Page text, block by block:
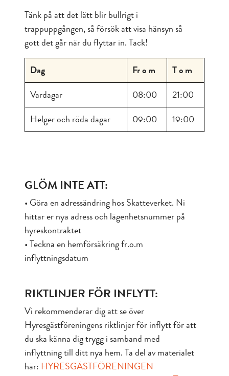
Tänk på att det lätt blir bullrigt i
trappuppgången, så försök att visa hänsyn så
gott det går när du flyttar in. Tack!
Dag Fr o m
T o m
Vardagar
08:00
21:00
Helger och röda dagar
09:00 19:00
GLÖM INTE ATT:
• Göra en adressändring hos Skatteverket. Ni
hittar er nya adress och lägenhetsnummer på
hyreskontraktet
• Teckna en hemförsäkring fr.o.m
inflyttningsdatum
RIKTLINJER FÖR INFLYTT:
Vi rekommenderar dig att se över
Hyresgästföreningens riktlinjer för inflytt för att
du ska känna dig trygg i samband med
inflyttning till ditt nya hem. Ta del av materialet
här: HYRESGÄSTFÖRENINGEN